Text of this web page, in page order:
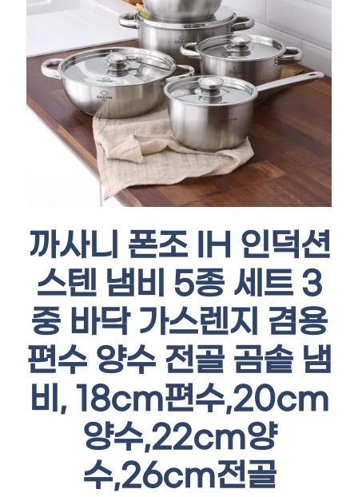
까사니 폰조 IH 인덕션
스텐 냄비 5종 세트 3
중 바닥 가스렌지 겸용
편수 양수 전골 곰솥 냄
비, 18cm편수,20cm
양수,22cm양
수,26cm전골